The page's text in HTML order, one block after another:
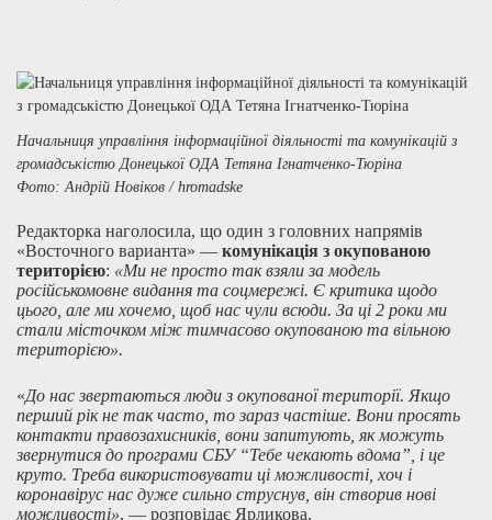
Начальниця управління інформаційної діяльності та комунікацій з
громадськістю Донецької ОДА Тетяна Ігнатченко-Тюріна
Фото: Андрій Новіков / hromadske
Редакторка наголосила, що один з головних напрямів
«Восточного варианта» — комунікація з окупованою
територією: «Ми не просто так взяли за модель
російськомовне видання та соцмережі. Є критика щодо
цього, але ми хочемо, щоб нас чули всюди. За ці 2 роки ми
стали місточком між тимчасово окупованою та вільною
територією».
«До нас звертаються люди з окупованої території. Якщо
перший рік не так часто, то зараз частіше. Вони просять
контакти правозахисників, вони запитують, як можуть
звернутися до програми СБУ “Тебе чекають вдома”, і це
круто. Треба використовувати ці можливості, хоч і
коронавірус нас дуже сильно струснув, він створив нові
можливості», — розповідає Ярликова.